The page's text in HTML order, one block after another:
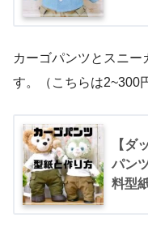
カーゴパンツとスニー
す。（こちらは2~300
【ダ
パン
料型紙